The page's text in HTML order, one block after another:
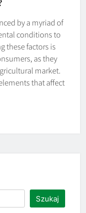
by a myriad of
conditions to
these factors is
as they
market.
that affect
Szukaj